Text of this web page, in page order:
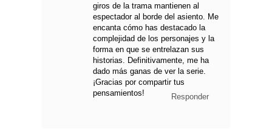
giros de la trama mantienen al
espectador al borde del asiento. Me
encanta cómo has destacado la
complejidad de los personajes y la
forma en que se entrelazan sus
historias. Definitivamente, me ha
dado más ganas de ver la serie.
¡Gracias por compartir tus
pensamientos!
Responder